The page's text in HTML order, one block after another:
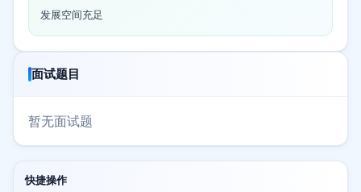
发展空间充足
面试题目
暂无面试题
快捷操作